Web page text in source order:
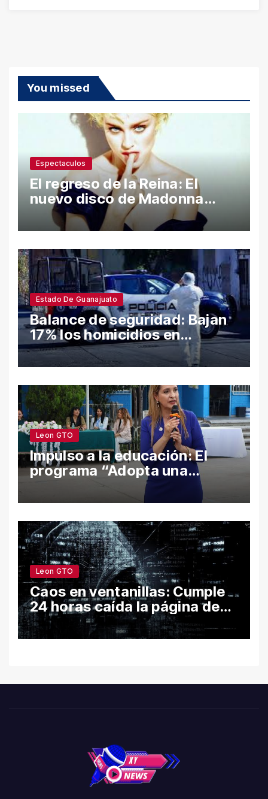
You missed
Espectaculos
El regreso de la Reina: El
nuevo disco de Madonna
desata polémica con ataques
a Sean Penn y confesiones
Estado De Guanajuato
Balance de seguridad: Bajan
17% los homicidios en
Guanajuato en el semestre;
León y Salamanca lideran
Leon GTO
Impulso a la educación: El
programa “Adopta una
Escuela” fortalece el
bienestar y la permanencia
Leon GTO
Caos en ventanillas: Cumple
24 horas caída la página de
León por hackeo y congela
trámites